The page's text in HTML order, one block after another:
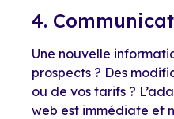
4.
Une nouvelle
prospects ? Des
ou de vos tarifs ?
web est immédiate et